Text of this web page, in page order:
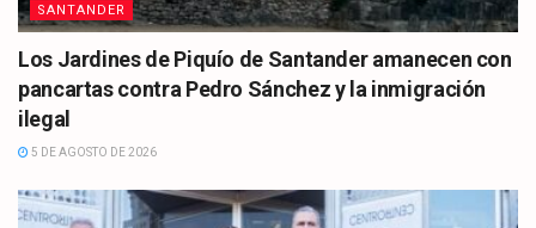
SANTANDER
Los Jardines de Piquío de Santander amanecen con
pancartas contra Pedro Sánchez y la inmigración
ilegal
5 DE AGOSTO DE 2026